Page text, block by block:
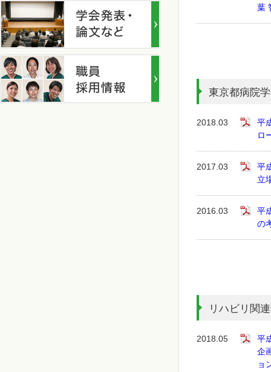
葉
東京都病院
2018.03
平
ロ
2017.03
平
立
2016.03
平
の
リハビリ関
2018.05
平
企
ョ